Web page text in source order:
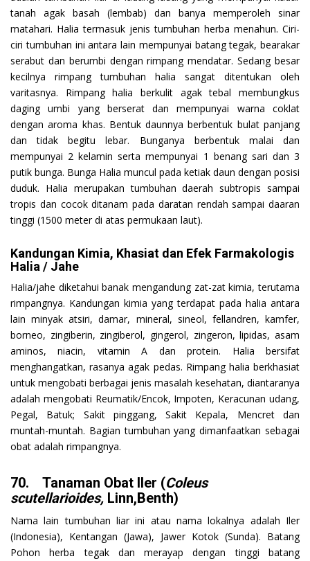
tanah agak basah (lembab) dan banya memperoleh sinar
matahari. Halia termasuk jenis tumbuhan herba menahun. Ciri-
ciri tumbuhan ini antara lain mempunyai batang tegak, bearakar
serabut dan berumbi dengan rimpang mendatar. Sedang besar
kecilnya rimpang tumbuhan halia sangat ditentukan oleh
varitasnya. Rimpang halia berkulit agak tebal membungkus
daging umbi yang berserat dan mempunyai warna coklat
dengan aroma khas. Bentuk daunnya berbentuk bulat panjang
dan tidak begitu lebar. Bunganya berbentuk malai dan
mempunyai 2 kelamin serta mempunyai 1 benang sari dan 3
putik bunga. Bunga Halia muncul pada ketiak daun dengan posisi
duduk. Halia merupakan tumbuhan daerah subtropis sampai
tropis dan cocok ditanam pada daratan rendah sampai daaran
tinggi (1500 meter di atas permukaan laut).
Kandungan Kimia, Khasiat dan Efek Farmakologis
Halia / Jahe
Halia/jahe diketahui banak mengandung zat-zat kimia, terutama
rimpangnya. Kandungan kimia yang terdapat pada halia antara
lain minyak atsiri, damar, mineral, sineol, fellandren, kamfer,
borneo, zingiberin, zingiberol, gingerol, zingeron, lipidas, asam
aminos, niacin, vitamin A dan protein. Halia bersifat
menghangatkan, rasanya agak pedas. Rimpang halia berkhasiat
untuk mengobati berbagai jenis masalah kesehatan, diantaranya
adalah mengobati Reumatik/Encok, Impoten, Keracunan udang,
Pegal, Batuk; Sakit pinggang, Sakit Kepala, Mencret dan
muntah-muntah. Bagian tumbuhan yang dimanfaatkan sebagai
obat adalah rimpangnya.
70. Tanaman Obat Iler (Coleus
scutellarioides, Linn,Benth)
Nama lain tumbuhan liar ini atau nama lokalnya adalah Iler
(Indonesia), Kentangan (Jawa), Jawer Kotok (Sunda). Batang
Pohon herba tegak dan merayap dengan tinggi batang